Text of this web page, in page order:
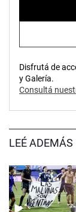
Disfrutá de
y Galería.
Consultá
LEÉ ADEMÁS